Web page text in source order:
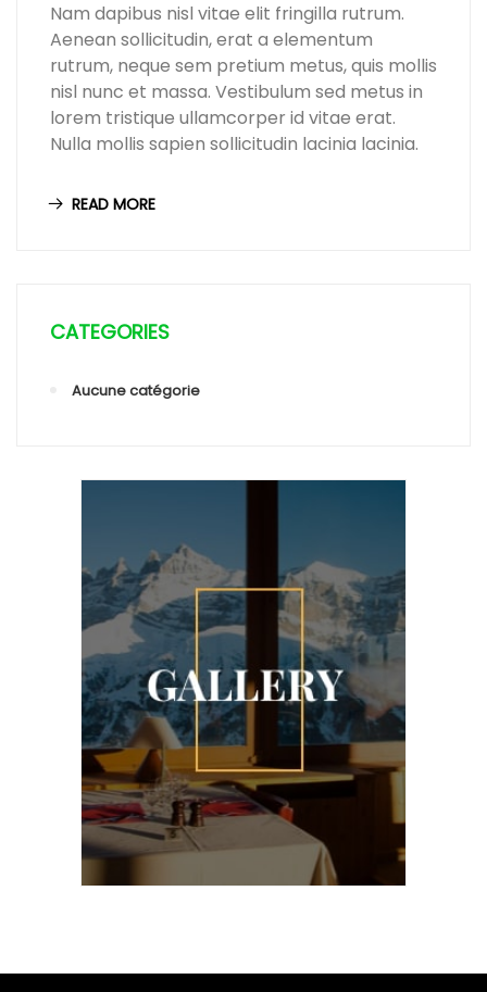
Nam dapibus nisl vitae elit fringilla rutrum.
Aenean sollicitudin, erat a elementum
rutrum, neque sem pretium metus, quis mollis
nisl nunc et massa. Vestibulum sed metus in
lorem tristique ullamcorper id vitae erat.
Nulla mollis sapien sollicitudin lacinia lacinia.
READ MORE
CATEGORIES
Aucune catégorie